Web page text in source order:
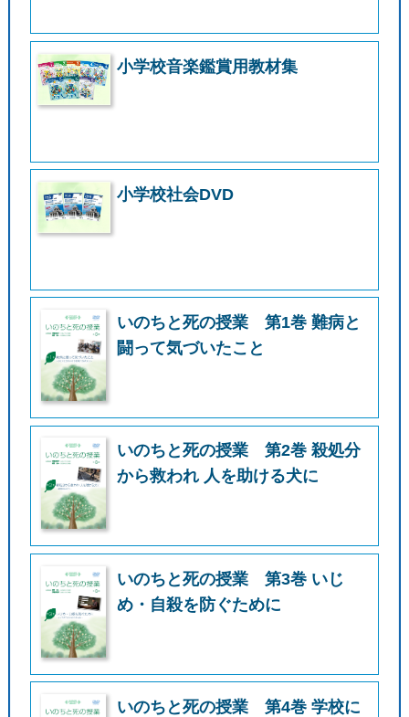
小学校音楽鑑賞用教材集
小学校社会DVD
いのちと死の授業 第1巻 難病と
闘って気づいたこと
いのちと死の授業 第2巻 殺処分
から救われ 人を助ける犬に
いのちと死の授業 第3巻 いじ
め・自殺を防ぐために
いのちと死の授業 第4巻 学校に